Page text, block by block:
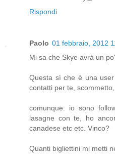
Rispondi
Paolo 01 febbraio, 2012
Mi sa che Skye avrà un
Questa sì che è una
contatti per te,
comunque: io sono
lasagne con te, ho
canadese etc etc. Vinco?
Quanti bigliettini mi metti